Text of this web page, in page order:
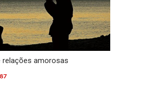
relações amorosas